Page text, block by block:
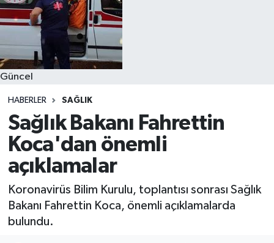
Güncel
HABERLER SAĞLIK
Sağlık Bakanı Fahrettin
Koca'dan önemli
açıklamalar
Koronavirüs Bilim Kurulu, toplantısı sonrası Sağlık
Bakanı Fahrettin Koca, önemli açıklamalarda
bulundu.
Süper Lig Puan Durumu ve Fikstür
Tüm Manşetler
Son Dakika Haberleri
Haber Arşivi